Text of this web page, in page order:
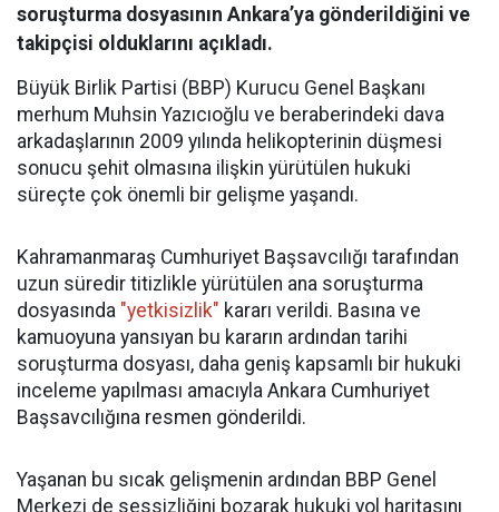
soruşturma dosyasının Ankara’ya gönderildiğini ve
takipçisi olduklarını açıkladı.
Büyük Birlik Partisi (BBP) Kurucu Genel Başkanı
merhum Muhsin Yazıcıoğlu ve beraberindeki dava
arkadaşlarının 2009 yılında helikopterinin düşmesi
sonucu şehit olmasına ilişkin yürütülen hukuki
süreçte çok önemli bir gelişme yaşandı.
Kahramanmaraş Cumhuriyet Başsavcılığı tarafından
uzun süredir titizlikle yürütülen ana soruşturma
dosyasında "yetkisizlik" kararı verildi. Basına ve
kamuoyuna yansıyan bu kararın ardından tarihi
soruşturma dosyası, daha geniş kapsamlı bir hukuki
inceleme yapılması amacıyla Ankara Cumhuriyet
Başsavcılığına resmen gönderildi.
Yaşanan bu sıcak gelişmenin ardından BBP Genel
Merkezi de sessizliğini bozarak hukuki yol haritasını